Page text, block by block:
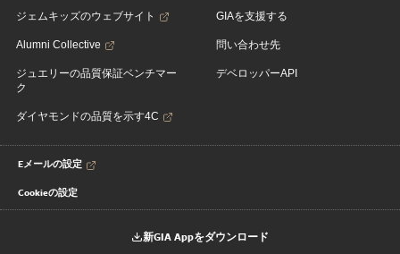
ジェムキッズのウェブサイト
Alumni Collective
ジュエリーの品質保証ベンチマー
ク
ダイヤモンドの品質を示す4C
GIAを支援する
問い合わせ先
デベロッパーAPI
Eメールの設定
Cookieの設定
新GIA Appをダウンロード